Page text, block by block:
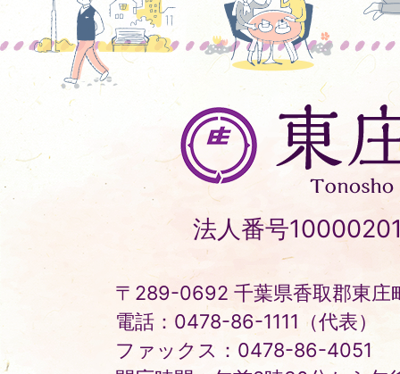
東
庄
町
Tonosho
Town
法人番号
〒289-0692 千葉県香取郡東庄
電話：0478-86-1111（代表）
ファックス：0478-86-4051